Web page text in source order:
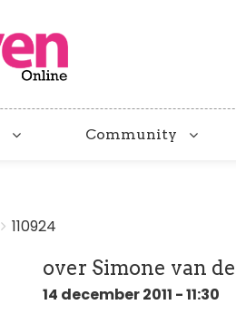
Community
110924
over Simone van
14 december 2011 - 11:30